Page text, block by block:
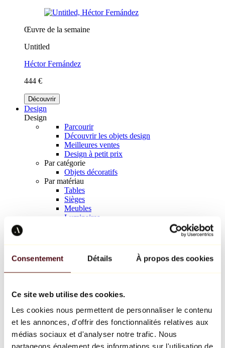
Consentement Détails À propos des cookies
Ce site web utilise des cookies.
Les cookies nous permettent de personnaliser le contenu
et les annonces, d'offrir des fonctionnalités relatives aux
médias sociaux et d'analyser notre trafic. Nous
partageons également des informations sur l'utilisation de
Œuvre de la semaine
Untitled
Héctor Fernández
444 €
Découvrir
Design
Design
Parcourir
Découvrir les objets design
Meilleures ventes
Design à petit prix
Par catégorie
Objets décoratifs
Par matériau
Tables
Sièges
Meubles
Luminaires
Richard Orlinski
Keith Haring
Jeff Koons
Jean-Michel Basquiat
Tous les designers
Œuvre de la semaine